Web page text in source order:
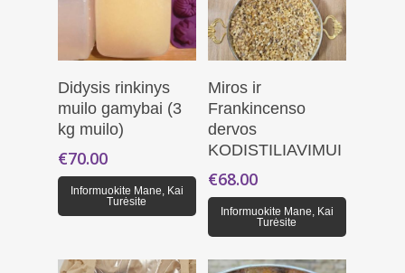
Daugiau
Didysis rinkinys
muilo gamybai (3
kg muilo)
€70.00
Informuokite Mane, Kai
Turėsite
Daugiau
Miros ir
Frankincenso
dervos
KODISTILIAVIMUI
€68.00
Informuokite Mane, Kai
Turėsite